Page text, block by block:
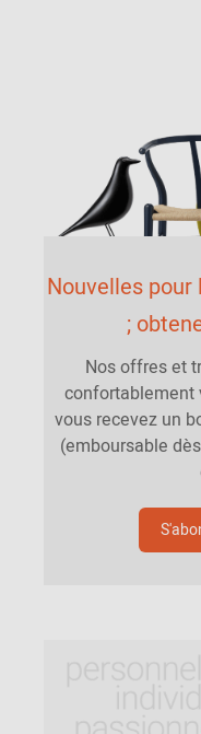
Nouvelles
;
Nos offres et
confortablement
vous recevez un
(emboursable